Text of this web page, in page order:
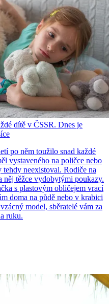
dítě v ČSSR. Dnes je
po něm toužilo snad každé
vystaveného na poličce nebo
neexistoval. Rodiče na
něj těžce vydobytými poukazy.
s plastovým obličejem vrací
doma na půdě nebo v krabici
model, sběratelé vám za
ruku.